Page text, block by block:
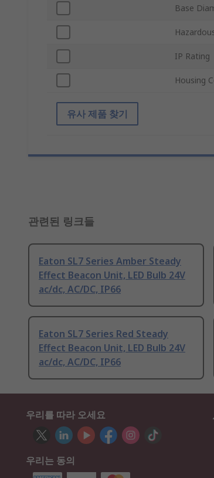
Base
IP Rating
Housing
유사 제품 찾기
관련된 링크들
Eaton SL7 Series Amber Steady
Effect Beacon Unit, LED Bulb 24V
ac/dc, AC/DC, IP66
Eaton SL7 Series Red Steady
Effect Beacon Unit, LED Bulb 24V
ac/dc, AC/DC, IP66
우리를 따라 오세요
우리는 동의